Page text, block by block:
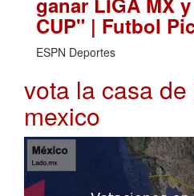
CUP" | Futbol
ESPN Deportes
vota la casa
mexico